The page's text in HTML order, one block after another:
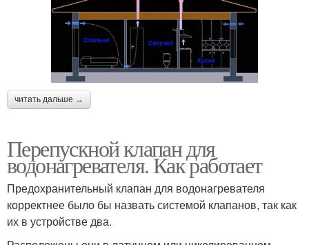
читать дальше →
Перепускной клапан для
водонагревателя. Как работает
Предохранительный клапан для водонагревателя
корректнее было бы назвать системой клапанов, так как
их в устройстве два.